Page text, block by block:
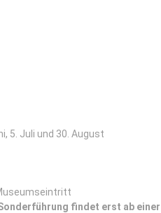
5. Juli und 30. August
findet erst ab einer